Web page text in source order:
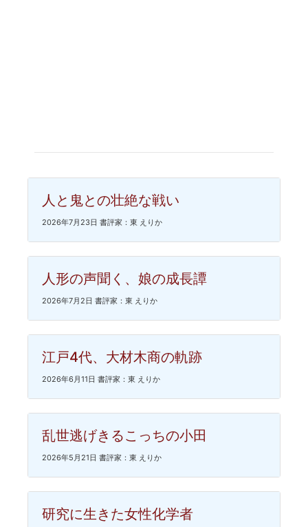
人と鬼との壮絶な戦い
2026年7月23日 書評家：東 えりか
人形の声聞く、娘の成長譚
2026年7月2日 書評家：東 えりか
江戸4代、大材木商の軌跡
2026年6月11日 書評家：東 えりか
乱世逃げきるこっちの小田
2026年5月21日 書評家：東 えりか
研究に生きた女性化学者